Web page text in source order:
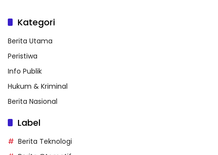
Kategori
Berita Utama
Peristiwa
Info Publik
Hukum & Kriminal
Berita Nasional
Label
Berita Teknologi